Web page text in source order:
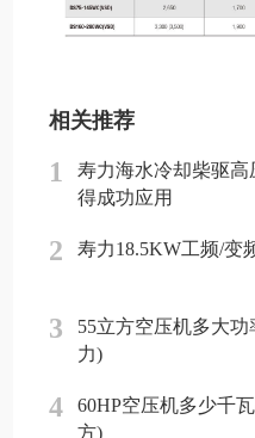
相关推荐
1
寿力海水冷却柴驱
得成功应用
2 寿力18.5KW工频/变
3
55立方空压机多大
力)
4
60HP空压机多少千
方)